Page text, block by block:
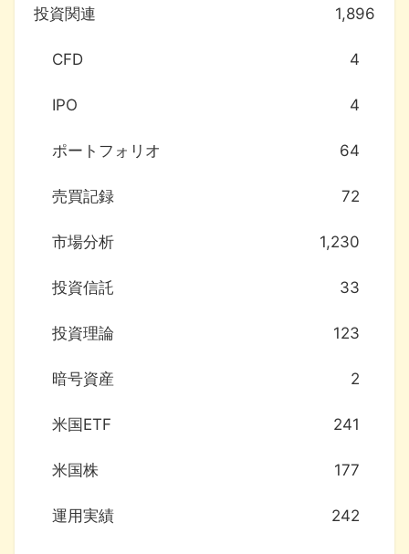
投資関連 1,896
CFD 4
IPO 4
ポートフォリオ 64
売買記録 72
市場分析 1,230
投資信託 33
投資理論 123
暗号資産 2
米国ETF 241
米国株 177
運用実績 242